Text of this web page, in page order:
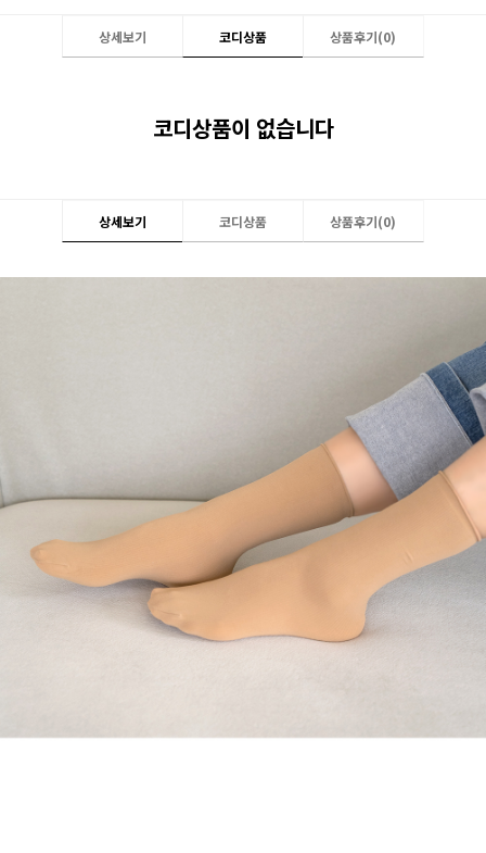
상세보기 코디상품 상품후기(0)
코디상품이 없습니다
상세보기 코디상품 상품후기(0)